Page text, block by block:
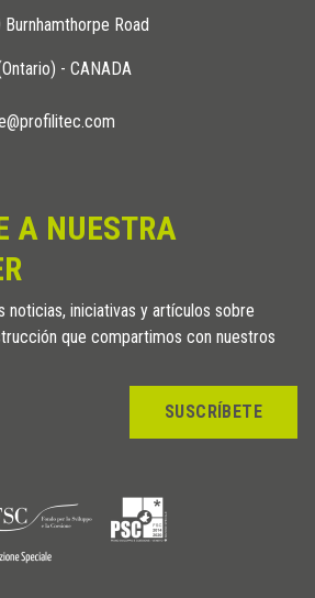
Road
- CANADA
A NUESTRA
noticias, iniciativas y artículos sobre
que compartimos con nuestros
SUSCRÍBETE